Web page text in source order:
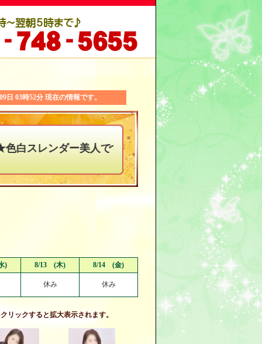
日 03時52分 現在の情報です。
ダー美人です！！マッサージも◎
) 8/13 (木) 8/14 (金)
休み 休み
リックすると拡大表示されます。